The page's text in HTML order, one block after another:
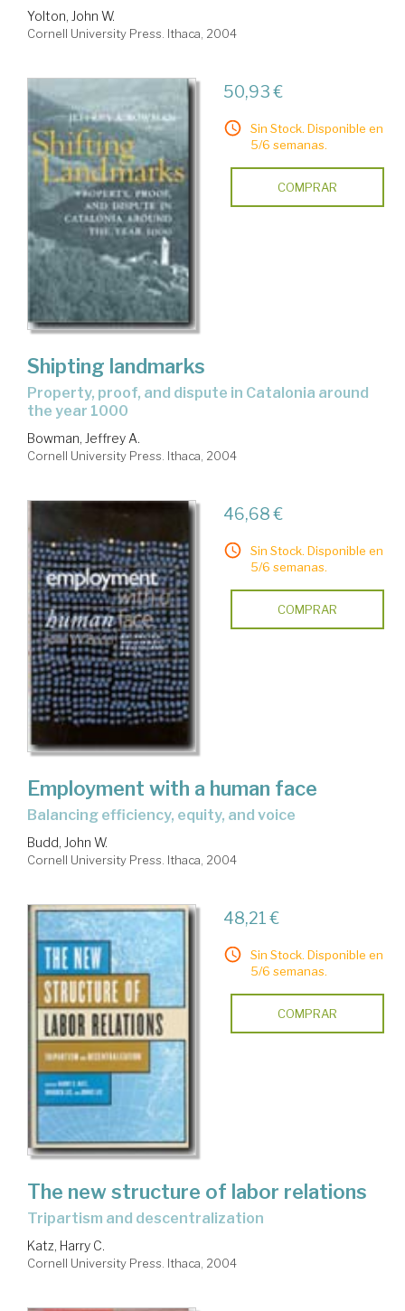
Yolton, John W.
Cornell University Press. Ithaca, 2004
50,93 €
Sin Stock. Disponible en
5/6 semanas.
COMPRAR
Shipting landmarks
property, proof, and dispute in Catalonia around
the year 1000
Bowman, Jeffrey A.
Cornell University Press. Ithaca, 2004
46,68 €
Sin Stock. Disponible en
5/6 semanas.
COMPRAR
Employment with a human face
balancing efficiency, equity, and voice
Budd, John W.
Cornell University Press. Ithaca, 2004
48,21 €
Sin Stock. Disponible en
5/6 semanas.
COMPRAR
The new structure of labor relations
tripartism and descentralization
Katz, Harry C.
Cornell University Press. Ithaca, 2004